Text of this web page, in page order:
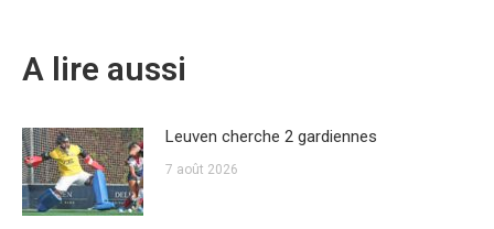
A lire aussi
Leuven cherche 2 gardiennes
7 août 2026